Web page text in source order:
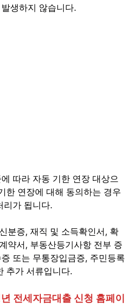
생하지 않습니다.
따라 자동 기한 연장 대상으
한 연장에 대해 동의하는 경우
리가 됩니다.
분증, 재직 및 소득확인서, 확
약서, 부동산등기사항 전부 증
또는 무통장입금증, 주민등록
추가 서류입니다.
전세자금대출 신청 홈페이